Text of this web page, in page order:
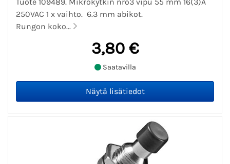
250VAC 1 x vaihto. 6.3 mm abikot.
Rungon koko...
3,80 €
Saatavilla